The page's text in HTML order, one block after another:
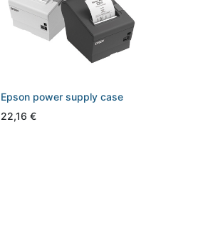
Epson power supply case
22,16 €